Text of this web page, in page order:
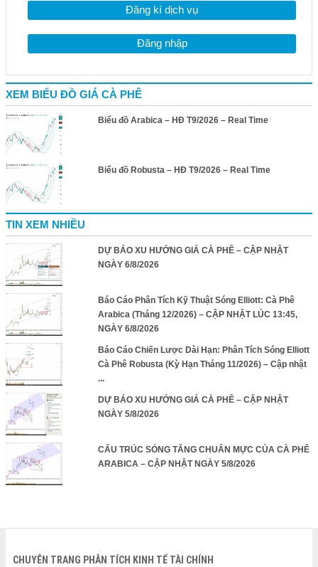
Đăng kí dịch vụ
Đăng nhập
XEM BIỂU ĐỒ GIÁ CÀ PHÊ
Biểu đồ Arabica – HĐ T9/2026 – Real Time
Biểu đồ Robusta – HĐ T9/2026 – Real Time
TIN XEM NHIỀU
DỰ BÁO XU HƯỚNG GIÁ CÀ PHÊ – CẬP NHẬT
NGÀY 6/8/2026
Báo Cáo Phân Tích Kỹ Thuật Sóng Elliott: Cà Phê
Arabica (Tháng 12/2026) – CẬP NHẬT LÚC 13:45,
NGÀY 6/8/2026
Báo Cáo Chiến Lược Dài Hạn: Phân Tích Sóng Elliott
Cà Phê Robusta (Kỳ Hạn Tháng 11/2026) – Cập nhật
...
DỰ BÁO XU HƯỚNG GIÁ CÀ PHÊ – CẬP NHẬT
NGÀY 5/8/2026
CẤU TRÚC SÓNG TĂNG CHUẨN MỰC CỦA CÀ PHÊ
ARABICA – CẬP NHẬT NGÀY 5/8/2026
CHUYÊN TRANG PHÂN TÍCH KINH TẾ TÀI CHÍNH